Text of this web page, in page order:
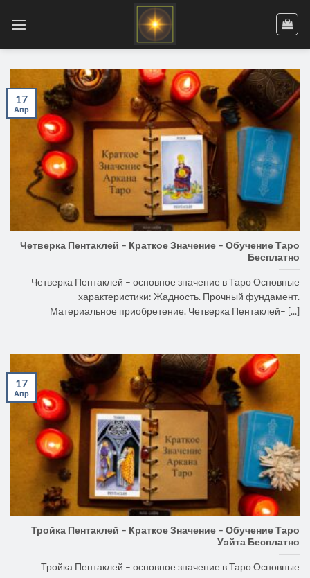
Четверка Пентаклей – Краткое Значение – Обучение Таро
Бесплатно
Четверка Пентаклей – основное значение в Таро Основные
характеристики: Жадность. Прочный фундамент.
Материальное приобретение. Четверка Пентаклей– [...]
17
Апр
Тройка Пентаклей – Краткое Значение – Обучение Таро
Уэйта Бесплатно
Тройка Пентаклей – основное значение в Таро Основные
17
Апр